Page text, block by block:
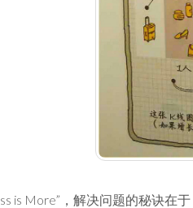
is More”，解决问题的秘诀在于